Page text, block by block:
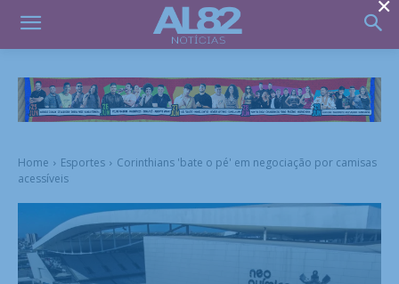
Home Esportes
Corinthians 'bate o pé' em negociação por camisas
acessíveis